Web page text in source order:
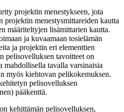
projektin menestykseen, jota
projektin menestysmittareiden kautta
määriteltyjen lisämittarien kautta.
ja kuvaamaan tosielämän
ja projektin eri elementtien
pelisovelluksen tavoitteet on
mahdollisella tavalla varsinaisia
myös kiehtovan pelikokemuksen.
pelisovelluksen
pääkenttä.